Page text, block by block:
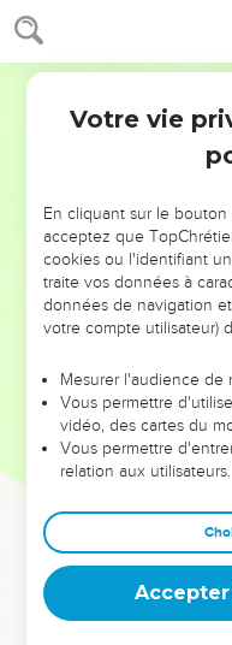
Proverbes 11
21 Certes, le méchant ne
22
belle et dépourvue de
Le désir des justes,
Tel, qui donne
épargne à l'excès, ne fait
L'âme bienfaisante
lui-même arrosé.
bénédiction est sur la
Celui qui recherche le
qui poursuit le mal en est
Celui qui se confie
justes verdiront comme
Celui qui trouble sa
sera l'esclave de l'homme
Le fruit du juste est un
Votre vie
En cliquant sur le
acceptez que
cookies ou l'identifiant
traite vos données à
données de navigation
votre compte utilisateur)
Mesurer l'audience de
Vous permettre
vidéo, des cartes du
Vous permettre
relation aux utilisateurs.